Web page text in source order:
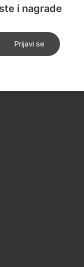
i nagrade
Prijavi se